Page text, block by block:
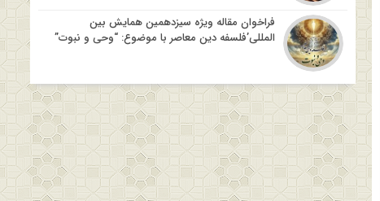
فراخوان مقاله ویژه سیزدهمین همایش بین
المللی’فلسفه دین معاصر با موضوع: “وحی و نبوت”